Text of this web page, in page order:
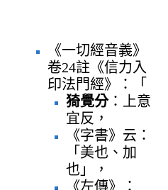
《一切經音義》
卷24註《信力入
印法門經》：「
猗覺分：上意
宜反，
《字書》云：
「美也、加
也」，
《左傳》：